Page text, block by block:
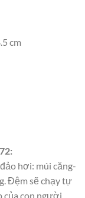
cm
hơi: múi căng-
Đệm sẽ chạy tự
của con người.